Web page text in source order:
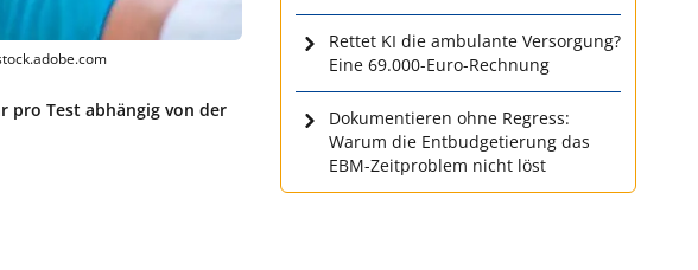
pro Test abhängig von der
Rettet KI die ambulante Versorgung?
Eine 69.000-Euro-Rechnung
Dokumentieren ohne Regress:
Warum die Entbudgetierung das
EBM-Zeitproblem nicht löst